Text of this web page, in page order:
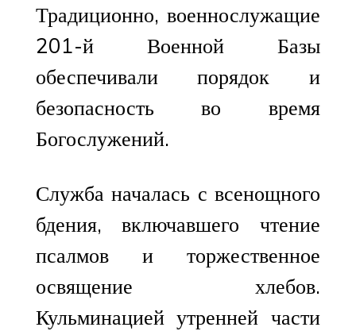
Традиционно, военнослужащие
201-й Военной Базы
обеспечивали порядок и
безопасность во время
Богослужений.
Служба началась с всенощного
бдения, включавшего чтение
псалмов и торжественное
освящение хлебов.
Кульминацией утренней части